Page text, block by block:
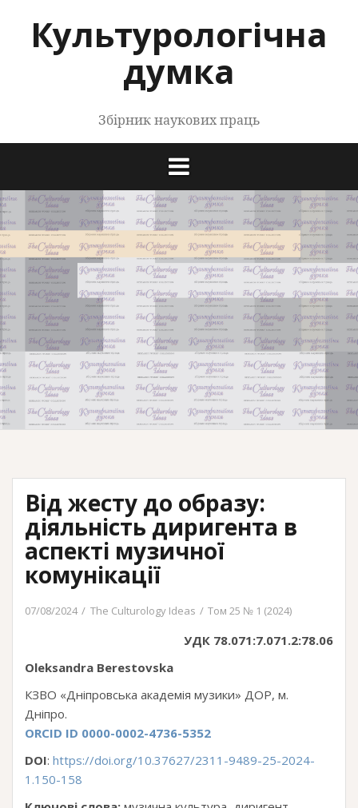
контентуКультурологічна
думка
Збірник наукових праць
Від жесту до образу:
діяльність диригента в
аспекті музичної
комунікації
07/08/2024 The Culturology Ideas Том 25 № 1 (2024)
УДК 78.071:7.071.2:78.06
Oleksandra Berestovska
КЗВО «Дніпровська академія музики» ДОР, м.
Дніпро.
ORCID ID 0000-0002-4736-5352
DOI: https://doi.org/10.37627/2311-9489-25-2024-
1.150-158